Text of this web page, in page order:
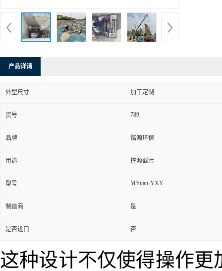
产品详请
外型尺寸 加工定制
货号 789
品牌 铭源环保
用途 控源截污
型号 MYuan-YXY
制造商 是
是否进口 否
这种设计不仅使得操作